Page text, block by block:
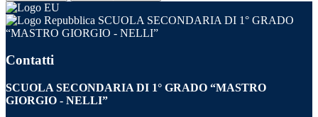
SCUOLA SECONDARIA DI 1° GRADO
“MASTRO GIORGIO - NELLI”
Contatti
SCUOLA SECONDARIA DI 1° GRADO “MASTRO
GIORGIO - NELLI”